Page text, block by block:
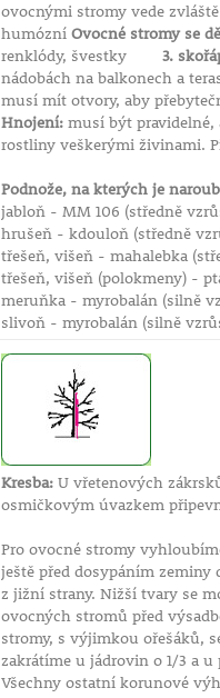
ovocnými stromy vede
humózní Ovocné stromy se
renklódy, švestky 3.
nádobách na balkonech a
musí mít otvory, aby
Hnojení:musí být pravidelné,
rostliny veškerými živinami.
Podnože, na kterých je
jabloň - MM 106 (středně
hrušeň - kdouloň (středně
třešeň, višeň - mahalebka
třešeň, višeň (polokmeny) -
meruňka - myrobalán (silně
slivoň - myrobalán (silně
Kresba:U vřetenových
osmičkovým úvazkem
Pro ovocné stromy
ještě před dosypáním
z jižní strany. Nižší tvary se
ovocných stromů před
stromy, s výjimkou ořešáků,
zakrátíme u jádrovin o 1/3 a
Všechny ostatní korunové